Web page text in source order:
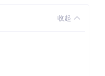
收起